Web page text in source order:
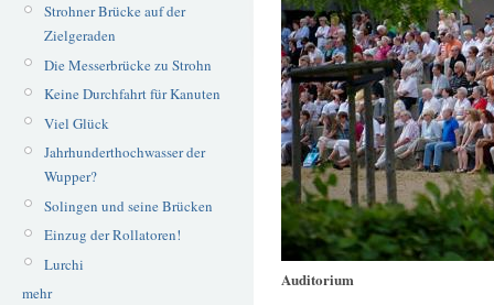
Strohner Brücke auf der
Zielgeraden
Die Messerbrücke zu Strohn
Keine Durchfahrt für Kanuten
Viel Glück
Jahrhunderthochwasser der
Wupper?
Solingen und seine Brücken
Einzug der Rollatoren!
Lurchi
mehr
Auditorium